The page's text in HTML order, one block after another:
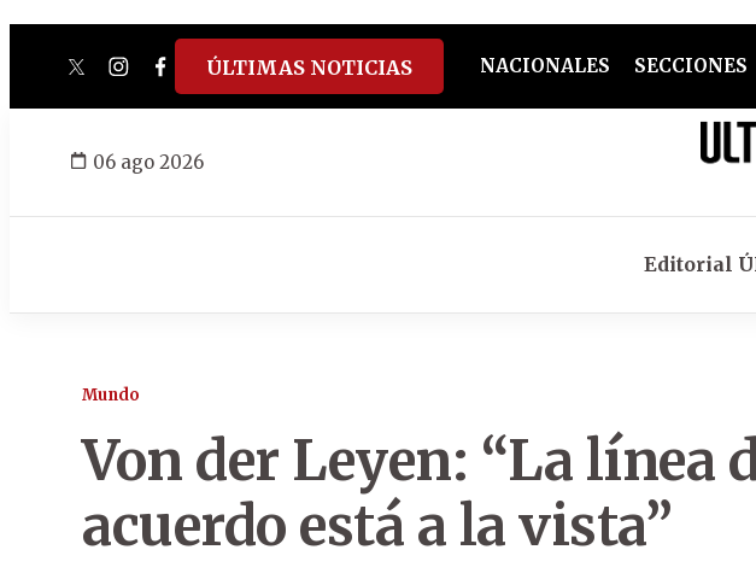
twitterinstagram
facebook
tiktokyoutube
spotify
ÚLTIMAS NOTICIAS NACIONALES SECCIONES
06 ago 2026
Editorial
Mundo
Von der Leyen: “La línea
acuerdo está a la vista”